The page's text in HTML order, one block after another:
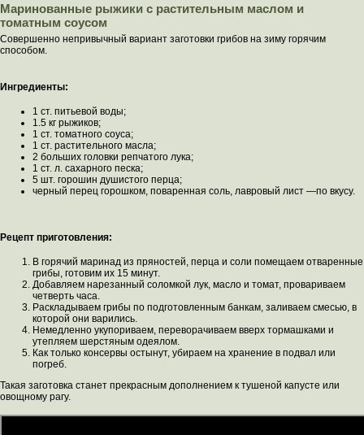
Маринованные рыжики с растительным маслом и
томатным соусом
Совершенно непривычный вариант заготовки грибов на зиму горячим
способом.
Ингредиенты:
1 ст. питьевой воды;
1.5 кг рыжиков;
1 ст. томатного соуса;
1 ст. растительного масла;
2 больших головки репчатого лука;
1 ст. л. сахарного песка;
5 шт. горошин душистого перца;
черный перец горошком, поваренная соль, лавровый лист —по вкусу.
Рецепт приготовления:
В горячий маринад из пряностей, перца и соли помещаем отваренные
грибы, готовим их 15 минут.
Добавляем нарезанный соломкой лук, масло и томат, провариваем
четверть часа.
Раскладываем грибы по подготовленным банкам, заливаем смесью, в
которой они варились.
Немедленно укупориваем, переворачиваем вверх тормашками и
утепляем шерстяным одеялом.
Как только консервы остынут, убираем на хранение в подвал или
погреб.
Такая заготовка станет прекрасным дополнением к тушеной капусте или
овощному рагу.